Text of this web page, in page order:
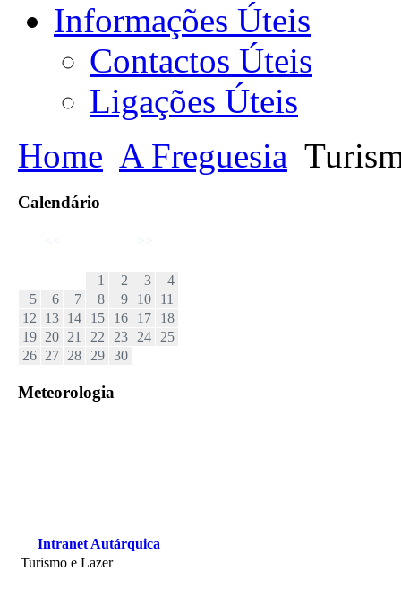
Informações Úteis
Contactos Úteis
Ligações Úteis
Home A Freguesia
Calendário
<<
>>
1
2 3
4
5
6 7 8 9 10
11
12
13 14 15 16 17
18
19 20 21 22 23 24
25
26 27 28 29 30
Meteorologia
Intranet Autárquica
Turismo e Lazer